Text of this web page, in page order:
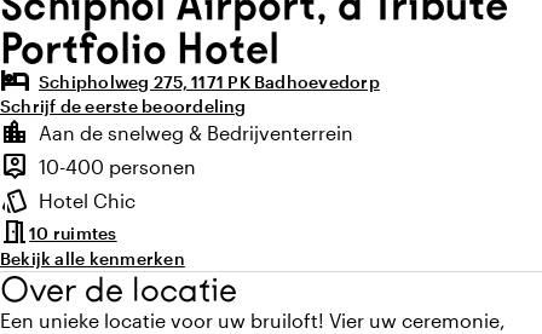
Portfolio Hotel
hotel Schipholweg 275, 1171 PK Badhoevedorp
Schrijf de eerste beoordeling
Highlights
location_city
Locatie en omgeving
Aan de snelweg & Bedrijventerrein
person_pin
Capaciteit
10-400 personen
style
Sfeer en uitstraling
Hotel Chic
meeting_room10 ruimtes
Bekijk alle kenmerken
Over de locatie
Een unieke locatie voor uw bruiloft! Vier uw ceremonie,